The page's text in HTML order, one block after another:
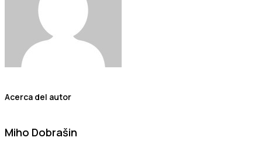
Acerca del autor
Miho Dobrašin